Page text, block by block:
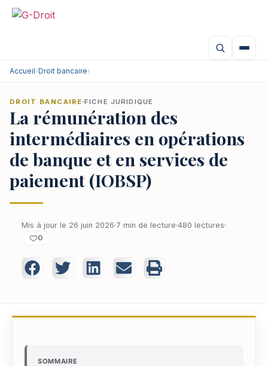
Accueil›Droit bancaire›
DROIT BANCAIRE FICHE JURIDIQUE
La rémunération des
intermédiaires en opérations
de banque et en services de
paiement (IOBSP)
Mis à jour le 26 juin 2026 7 min de lecture 480 lectures
0
SOMMAIRE